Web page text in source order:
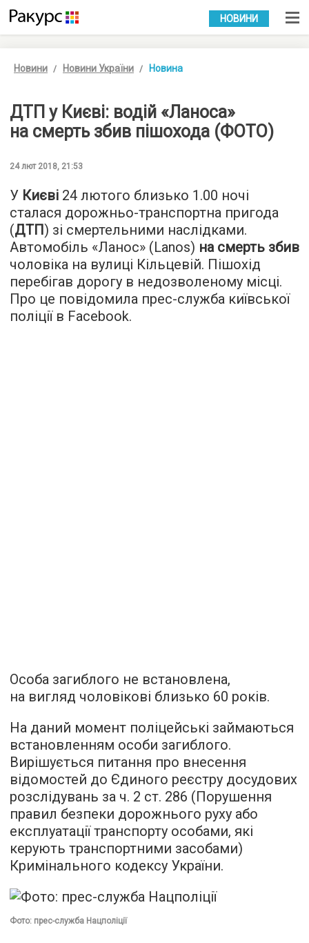
УКР РУС
НОВИНИ
Новини Новини України Новина
ДТП у Києві: водій «Ланоса»
на смерть збив пішохода (ФОТО)
24 лют 2018, 21:53
У Києві 24 лютого близько 1.00 ночі
сталася дорожньо-транспортна пригода
(ДТП) зі смертельними наслідками.
Автомобіль «Ланос» (Lanos) на смерть збив
чоловіка на вулиці Кільцевій. Пішохід
перебігав дорогу в недозволеному місці.
Про це повідомила прес-служба київської
поліції в Facebook.
Особа загиблого не встановлена,
на вигляд чоловікові близько 60 років.
На даний момент поліцейські займаються
встановленням особи загиблого.
Вирішується питання про внесення
відомостей до Єдиного реєстру досудових
розслідувань за ч. 2 ст. 286 (Порушення
правил безпеки дорожнього руху або
експлуатації транспорту особами, які
керують транспортними засобами)
Кримінального кодексу України.
Фото: прес-служба Нацполіції